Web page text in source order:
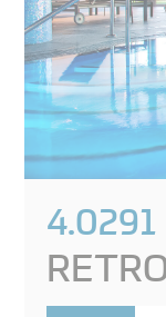
4.0291